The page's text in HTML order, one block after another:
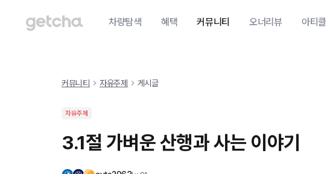
차량탐색 혜택 커뮤니티 오너리뷰 아티클
커뮤니티 자유주제 게시글
자유주제
3.1절 가벼운 산행과 사는 이야기